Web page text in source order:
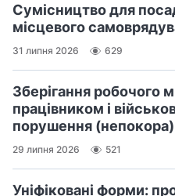
Сумісництво для
місцевого
31 липня 2026 629
Зберігання робочого
працівником і
порушення (непокора)
29 липня 2026 521
Уніфіковані форми: